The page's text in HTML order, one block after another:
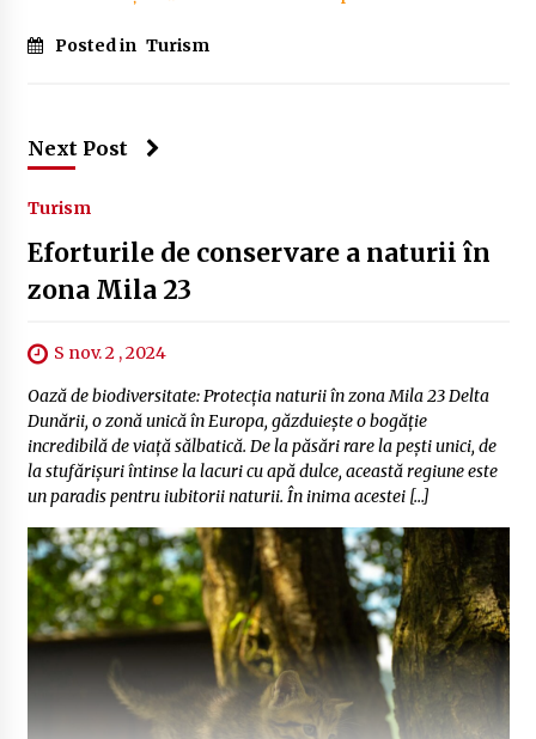
Posted in Turism
Next Post
Turism
Eforturile de conservare a naturii în
zona Mila 23
S nov. 2 , 2024
Oază de biodiversitate: Protecția naturii în zona Mila 23 Delta
Dunării, o zonă unică în Europa, găzduiește o bogăție
incredibilă de viață sălbatică. De la păsări rare la pești unici, de
la stufărișuri întinse la lacuri cu apă dulce, această regiune este
un paradis pentru iubitorii naturii. În inima acestei […]